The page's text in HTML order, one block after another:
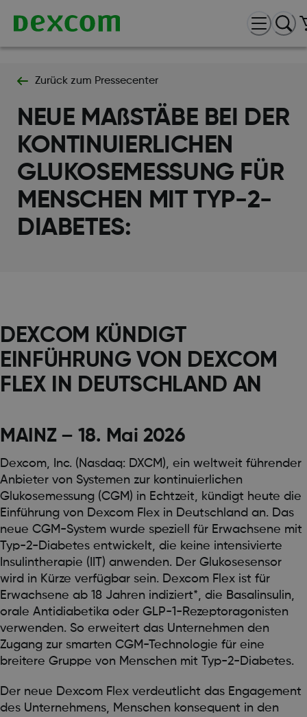
Zurück zum Pressecenter
NEUE MAßSTÄBE BEI DER
KONTINUIERLICHEN
GLUKOSEMESSUNG FÜR
MENSCHEN MIT TYP-2-
DIABETES:
DEXCOM KÜNDIGT
EINFÜHRUNG VON DEXCOM
FLEX IN DEUTSCHLAND AN
MAINZ – 18. Mai 2026
Dexcom, Inc. (Nasdaq: DXCM), ein weltweit führender
Anbieter von Systemen zur kontinuierlichen
Glukosemessung (CGM) in Echtzeit, kündigt heute die
Einführung von Dexcom Flex in Deutschland an. Das
neue CGM-System wurde speziell für Erwachsene mit
Typ-2-Diabetes entwickelt, die keine intensivierte
Insulintherapie (IIT) anwenden. Der Glukosesensor
wird in Kürze verfügbar sein. Dexcom Flex ist für
Erwachsene ab 18 Jahren indiziert*, die Basalinsulin,
orale Antidiabetika oder GLP-1-Rezeptoragonisten
verwenden. So erweitert das Unternehmen den
Zugang zur smarten CGM-Technologie für eine
breitere Gruppe von Menschen mit Typ-2-Diabetes.
Der neue Dexcom Flex verdeutlicht das Engagement
des Unternehmens, Menschen konsequent in den